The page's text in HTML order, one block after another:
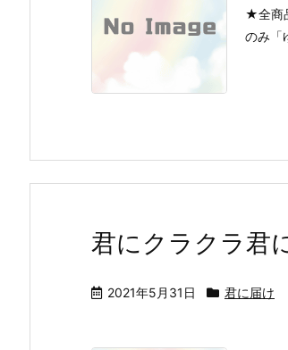
★全商
のみ「
君にクラクラ君
2021年5月31日 君に届け